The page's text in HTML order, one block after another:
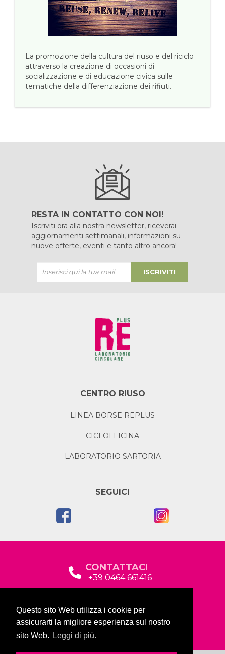
Questo sito Web utilizza i cookie per
assicurarti la migliore esperienza sul nostro
sito Web.
Leggi di più.
La promozione della cultura del riuso e del riciclo
attraverso la creazione di occasioni di
socializzazione e di educazione civica sulle
tematiche della differenziazione dei rifiuti.
RESTA IN CONTATTO CON NOI!
Iscriviti ora alla nostra newsletter, riceverai
aggiornamenti settimanali, informazioni su
nuove offerte, eventi e tanto altro ancora!
ISCRIVITI
CENTRO RIUSO
LINEA BORSE REPLUS
CICLOFFICINA
LABORATORIO SARTORIA
SEGUICI
CONTATTACI
+39 0464 661416
Via Baltera, 19
38066 Riva del Garda (TN)